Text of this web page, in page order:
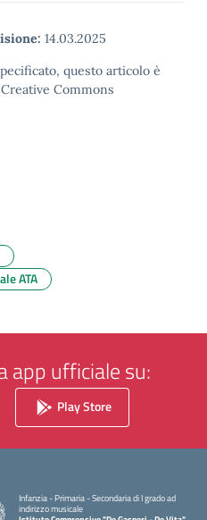
14.03.2025
questo articolo è
Commons
ATA
app ufficiale su:
Play Store
Infanzia - Primaria - Secondaria di I grado ad
indirizzo musicale